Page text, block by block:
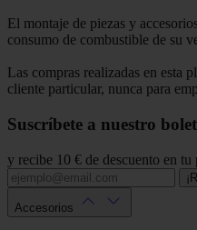
El montaje de piezas y
consumo de combustible de su
Las compras realizadas en esta
cliente particular, nunca para
Suscríbete a nuestro
y recibe 10 € de descuento en
Accesorios